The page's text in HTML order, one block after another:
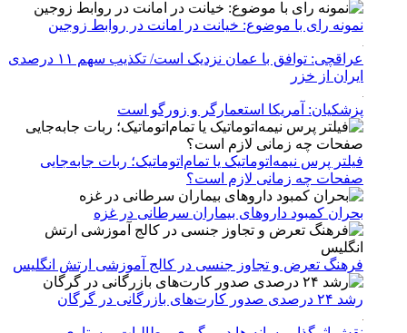
نمونه رای با موضوع: خیانت در امانت در روابط زوجین
عراقچی: توافق با عمان نزدیک است/ تکذیب سهم ۱۱ درصدی
ایران از خزر
پزشکیان: آمریکا استعمارگر و زورگو است
فیلتر پرس نیمه‌اتوماتیک یا تمام‌اتوماتیک؛ ربات جابه‌جایی
صفحات چه زمانی لازم است؟
بحران کمبود دارو‌های بیماران سرطانی در غزه
فرهنگ تعرض و تجاوز جنسی در کالج آموزشی ارتش انگلیس
رشد ۲۴ درصدی صدور کارت‌های بازرگانی در گرگان